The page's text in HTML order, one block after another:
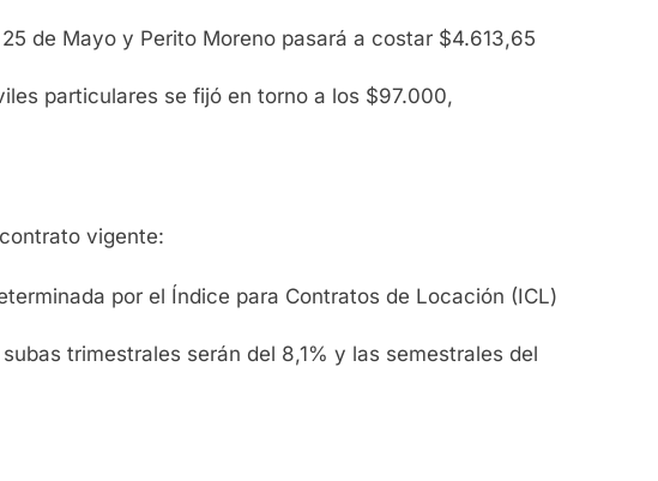
de Mayo y Perito Moreno pasará a costar $4.613,65
particulares se fijó en torno a los $97.000,
vigente:
por el Índice para Contratos de Locación (ICL)
trimestrales serán del 8,1% y las semestrales del